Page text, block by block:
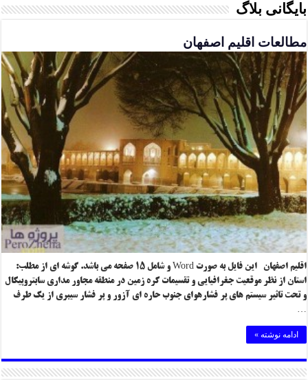
بایگانی بلاگ
مطالعات اقلیم اصفهان
اقلیم اصفهان این فایل به صورت Word و شامل ۱۵ صفحه می باشد. گوشه ای از مطلب:
استان از نظر موقعیت جغرافیایی و تقسیمات کره زمین در منطقه مجاور مداری سابتروپیکال
و تحت تاثیر سیستم های پر فشارهوای جنوب حاره ای آزور و پر فشار سیبری از یک طرف
…
ادامه نوشته »